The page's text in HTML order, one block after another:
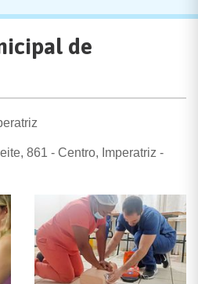
de
861 - Centro, Imperatriz -